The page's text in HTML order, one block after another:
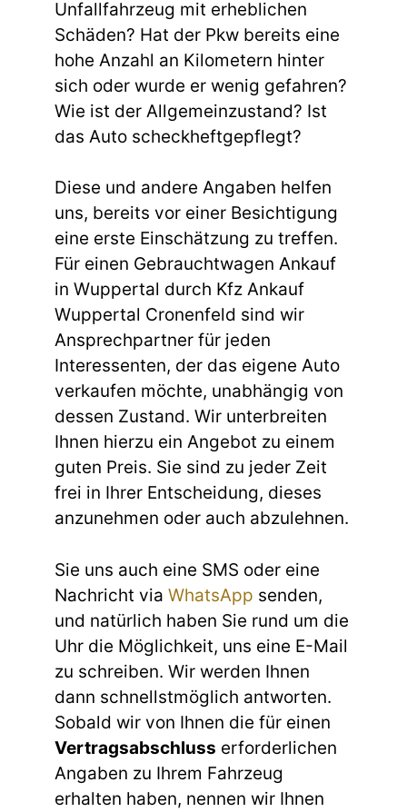
Unfallfahrzeug mit erheblichen
Schäden? Hat der Pkw bereits eine
hohe Anzahl an Kilometern hinter
sich oder wurde er wenig gefahren?
Wie ist der Allgemeinzustand? Ist
das Auto scheckheftgepflegt?
Diese und andere Angaben helfen
uns, bereits vor einer Besichtigung
eine erste Einschätzung zu treffen.
Für einen Gebrauchtwagen Ankauf
in Wuppertal durch Kfz Ankauf
Wuppertal Cronenfeld sind wir
Ansprechpartner für jeden
Interessenten, der das eigene Auto
verkaufen möchte, unabhängig von
dessen Zustand. Wir unterbreiten
Ihnen hierzu ein Angebot zu einem
guten Preis. Sie sind zu jeder Zeit
frei in Ihrer Entscheidung, dieses
anzunehmen oder auch abzulehnen.
Sie uns auch eine SMS oder eine
Nachricht via WhatsApp senden,
und natürlich haben Sie rund um die
Uhr die Möglichkeit, uns eine E-Mail
zu schreiben. Wir werden Ihnen
dann schnellstmöglich antworten.
Sobald wir von Ihnen die für einen
Vertragsabschluss erforderlichen
Angaben zu Ihrem Fahrzeug
erhalten haben, nennen wir Ihnen